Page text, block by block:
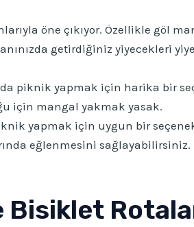
öne çıkıyor. Özellikle göl
getirdiğiniz yiyecekleri
piknik yapmak için harika bir
için mangal yakmak yasak.
yapmak için uygun bir
eğlenmesini sağlayabilirsiniz.
Bisiklet